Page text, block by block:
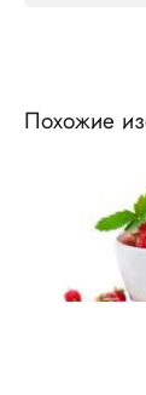
Похожие